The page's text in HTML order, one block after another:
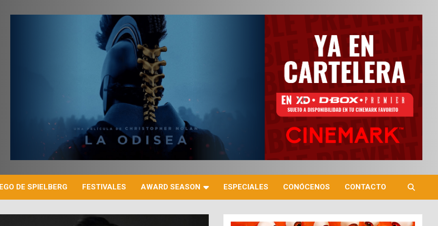
DE SPIELBERG FESTIVALES AWARD SEASON ESPECIALES CONÓCENOS CONTACTO